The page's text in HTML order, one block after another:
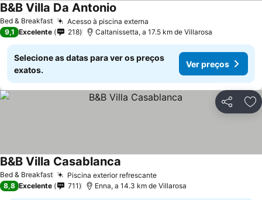
Bed & Breakfast Acesso à piscina externa
B&B Villa Da Antonio
9,1 Excelente 218 Caltanissetta, a 17.5 km de Villarosa
Selecione as datas para ver os preços
exatos.
Ver preços
Partilhar
Bed & Breakfast Piscina exterior refrescante
B&B Villa Casablanca
8,8 Excelente 711 Enna, a 14.3 km de Villarosa